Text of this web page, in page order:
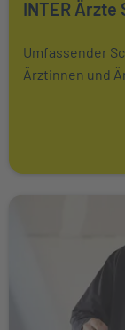
INTER Ärzte
Umfassender
Ärztinnen und
Weiter zu INTER